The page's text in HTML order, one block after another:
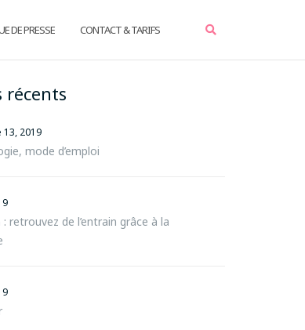
DE PRESSE CONTACT & TARIFS
récents
2019
mode d’emploi
retrouvez de l’entrain grâce à la